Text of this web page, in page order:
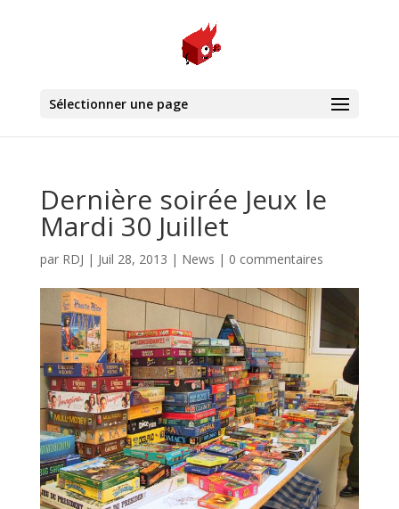
Sélectionner une page
Dernière soirée Jeux le
Mardi 30 Juillet
par RDJ | Juil 28, 2013 | News | 0 commentaires